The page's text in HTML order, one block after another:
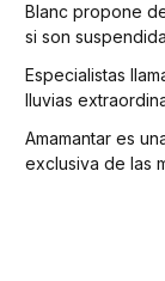
Blanc propone
si son
Especialistas
lluvias
Amamantar es
exclusiva de las